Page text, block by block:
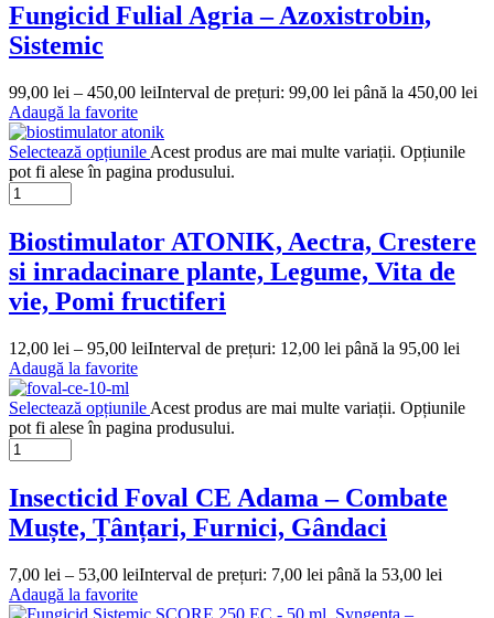
Fungicid Fulial Agria – Azoxistrobin,
Sistemic
99,00 lei – 450,00 leiInterval de prețuri: 99,00 lei până la 450,00 lei
Adaugă la favorite
Selectează opțiunile Acest produs are mai multe variații. Opțiunile
pot fi alese în pagina produsului.
Biostimulator ATONIK, Aectra, Crestere
si inradacinare plante, Legume, Vita de
vie, Pomi fructiferi
12,00 lei – 95,00 leiInterval de prețuri: 12,00 lei până la 95,00 lei
Adaugă la favorite
Selectează opțiunile Acest produs are mai multe variații. Opțiunile
pot fi alese în pagina produsului.
Insecticid Foval CE Adama – Combate
Muște, Țânțari, Furnici, Gândaci
7,00 lei – 53,00 leiInterval de prețuri: 7,00 lei până la 53,00 lei
Adaugă la favorite